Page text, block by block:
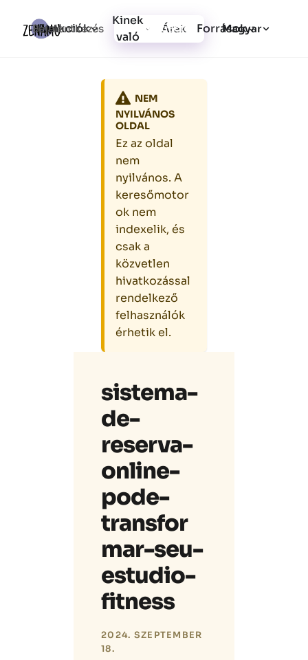
Funkciók
Kinek
való
Árak Források
Bejelentkezés Regisztráció Magyar
NEM
NYILVÁNOS
OLDAL
Ez az oldal
nem
nyilvános. A
keresőmotor
ok nem
indexelik, és
csak a
közvetlen
hivatkozással
rendelkező
felhasználók
érhetik el.
sistema-
de-
reserva-
online-
pode-
transfor
mar-seu-
estudio-
fitness
2024. SZEPTEMBER
18.